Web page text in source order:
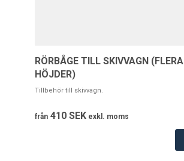
RÖRBÅGE TILL SKIVVAGN (FLERA
HÖJDER)
Tillbehör till skivvagn.
från 410 SEK exkl. moms